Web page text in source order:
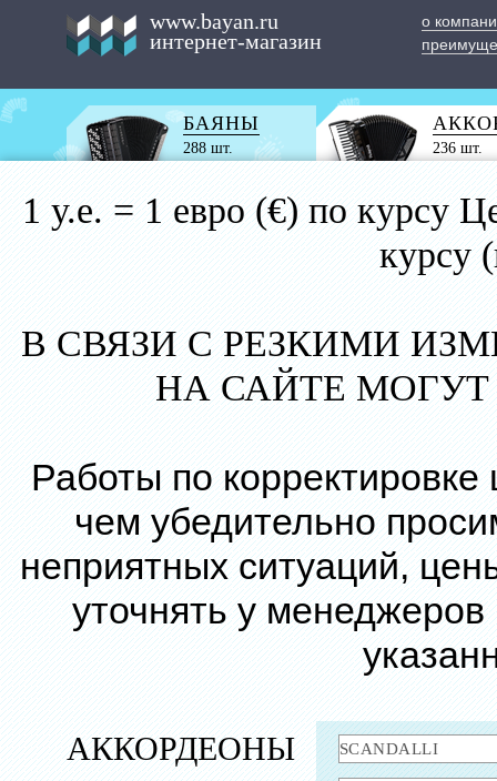
www.bayan.ru
интернет-магазин
о
БАЯНЫ
288 шт. 236 шт.
1 у.е. = 1 евро (€) по курсу
курсу
В СВЯЗИ С РЕЗКИМИ
НА САЙТЕ
Работы по
чем убедительно
неприятных ситуаций,
уточнять у
АККОРДЕОНЫ